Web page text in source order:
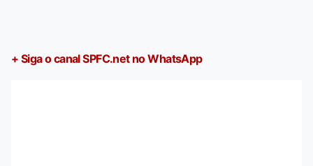
+ Siga o canal SPFC.net no WhatsApp